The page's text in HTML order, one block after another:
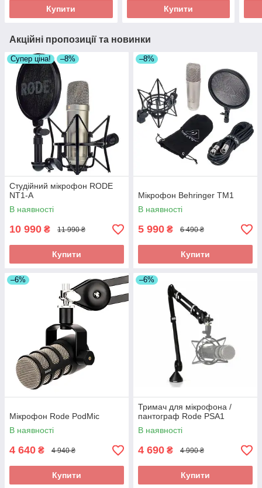
Купити Купити
Акційні пропозиції та новинки
Супер ціна! –8%
Студійний мікрофон RODE
NT1-A
В наявності
10 990 ₴ 11 990 ₴
Купити
–8%
Мікрофон Behringer TM1
В наявності
5 990 ₴ 6 490 ₴
Купити
–6%
Мікрофон Rode PodMic
В наявності
4 640 ₴ 4 940 ₴
Купити
–6%
Тримач для мікрофона /
пантограф Rode PSA1
В наявності
4 690 ₴ 4 990 ₴
Купити